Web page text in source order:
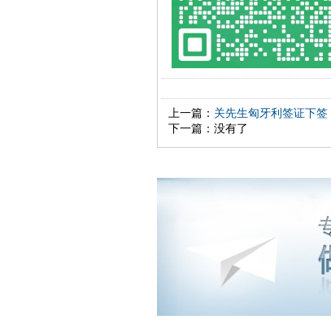
上一篇： 关先生匈牙利签证下签
下一篇：没有了